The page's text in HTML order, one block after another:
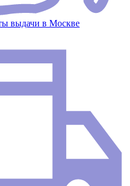
выдачи в Москве